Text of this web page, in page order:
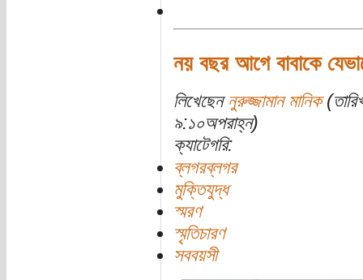
নয় বছর আগে বাবাকে
লিখেছেন নুরুজ্জামান মানিক
৯:১০অপরাহ্ন)
ক্যাটেগরি:
ব্লগরব্লগর
মুক্তিযুদ্ধ
স্মরণ
স্মৃতিচারণ
সববয়সী